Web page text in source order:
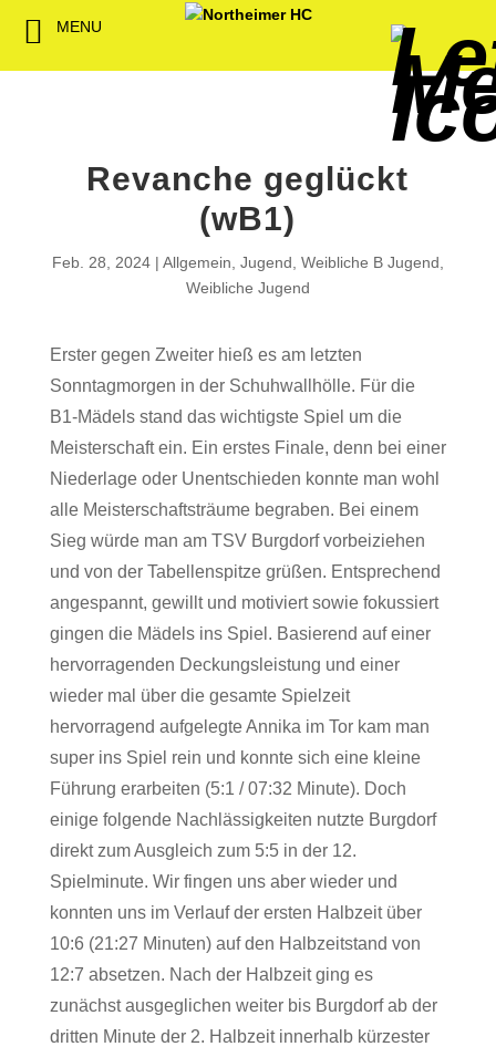
Revanche geglückt
(wB1)
Feb. 28, 2024 Allgemein Jugend Weibliche B Jugend
Weibliche Jugend
Erster gegen Zweiter hieß es am letzten
Sonntagmorgen in der Schuhwallhölle. Für die
B1-Mädels stand das wichtigste Spiel um die
Meisterschaft ein. Ein erstes Finale, denn bei einer
Niederlage oder Unentschieden konnte man wohl
alle Meisterschaftsträume begraben. Bei einem
Sieg würde man am TSV Burgdorf vorbeiziehen
und von der Tabellenspitze grüßen. Entsprechend
angespannt, gewillt und motiviert sowie fokussiert
gingen die Mädels ins Spiel. Basierend auf einer
hervorragenden Deckungsleistung und einer
wieder mal über die gesamte Spielzeit
hervorragend aufgelegte Annika im Tor kam man
super ins Spiel rein und konnte sich eine kleine
Führung erarbeiten (5:1 / 07:32 Minute). Doch
einige folgende Nachlässigkeiten nutzte Burgdorf
direkt zum Ausgleich zum 5:5 in der 12.
Spielminute. Wir fingen uns aber wieder und
konnten uns im Verlauf der ersten Halbzeit über
10:6 (21:27 Minuten) auf den Halbzeitstand von
12:7 absetzen. Nach der Halbzeit ging es
zunächst ausgeglichen weiter bis Burgdorf ab der
dritten Minute der 2. Halbzeit innerhalb kürzester
MENU
Back Back
1. Herren
2. Herren
1. Damen
Back
Weibliche
Minis &
Spielbetrieb
Back
NHC
Back
Spieltagssponsoren
Hallenheft
Back
Back Back
Vorstand
Satzung
FWD
Back
Back
Download
Kooperationen
Termine
Intern
Back